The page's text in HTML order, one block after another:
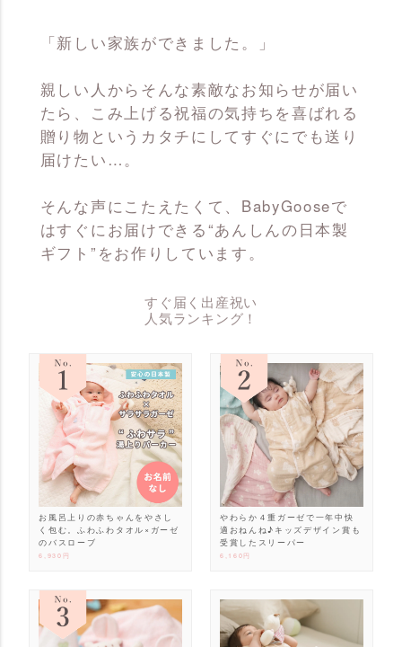
「新しい家族ができました。」
親しい人からそんな素敵なお知らせが届い
たら、こみ上げる祝福の気持ちを喜ばれる
贈り物というカタチにしてすぐにでも送り
届けたい…。
そんな声にこたえたくて、BabyGooseで
はすぐにお届けできる“あんしんの日本製
ギフト”をお作りしています。
すぐ届く出産祝い
人気ランキング！
お風呂上りの赤ちゃんをやさし
く包む。ふわふわタオル×ガーゼ
のバスローブ
6,930円
やわらか４重ガーゼで一年中快
適おねんね♪キッズデザイン賞も
受賞したスリーパー
6,160円